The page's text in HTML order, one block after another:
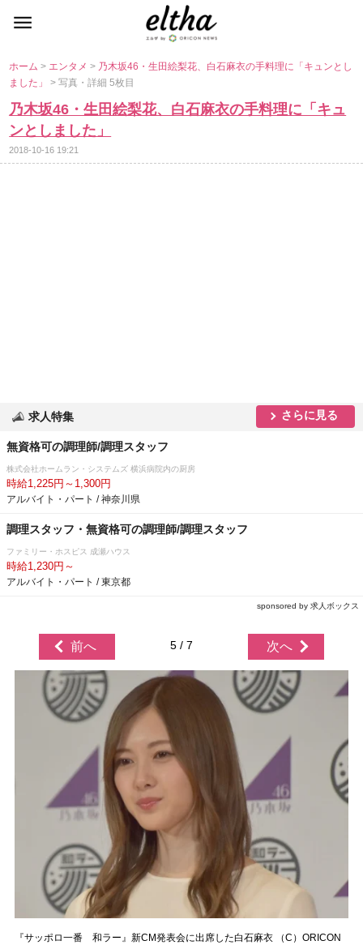
ホーム> エンタメ> 乃木坂46・生田絵梨花、白石麻衣の手料理に「キュンとし
ました」> 写真・詳細 5枚目
乃木坂46・生田絵梨花、白石麻衣の手料理に「キュ
ンとしました」
2018-10-16 19:21
求人特集 さらに見る
無資格可の調理師/調理スタッフ
株式会社ホームラン・システムズ 横浜病院内の厨房
時給1,225円～1,300円
アルバイト・パート / 神奈川県
調理スタッフ・無資格可の調理師/調理スタッフ
ファミリー・ホスピス 成瀬ハウス
時給1,230円～
アルバイト・パート / 東京都
sponsored by 求人ボックス
前へ 5 / 7 次へ
『サッポロ一番 和ラー』新CM発表会に出席した白石麻衣 （C）ORICON